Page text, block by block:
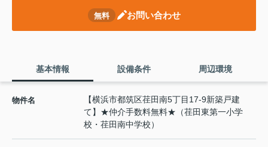
無料 お問い合わせ
基本情報 設備条件 周辺環境
物件名
【横浜市都筑区荏田南5丁目17-9新築戸建
て】★仲介手数料無料★（荏田東第一小学
校・荏田南中学校）